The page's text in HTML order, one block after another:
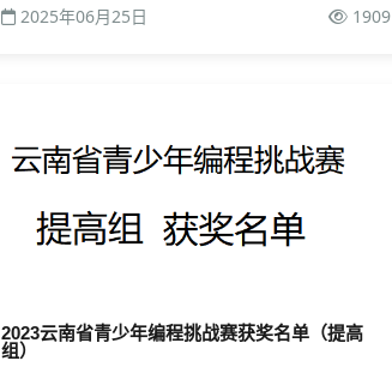
2025年06月25日 1909
2023云南省青少年编程挑战赛获奖名单（提高
组）